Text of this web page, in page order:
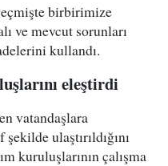
birbirimize
ve mevcut sorunları
kullandı.
eleştirdi
vatandaşlara
ulaştırıldığını
kuruluşlarının çalışma